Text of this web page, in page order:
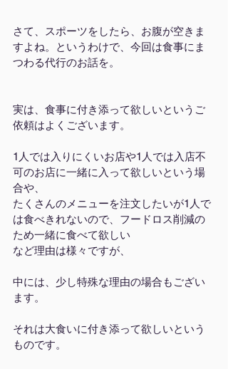
さて、スポーツをしたら、お腹が空きま
すよね。というわけで、今回は食事にま
つわる代行のお話を。
実は、食事に付き添って欲しいというご
依頼はよくございます。
1人では入りにくいお店や1人では入店不
可のお店に一緒に入って欲しいという場
合や、
たくさんのメニューを注文したいが1人で
は食べきれないので、フードロス削減の
ため一緒に食べて欲しい
など理由は様々ですが、
中には、少し特殊な理由の場合もござい
ます。
それは大食いに付き添って欲しいという
ものです。